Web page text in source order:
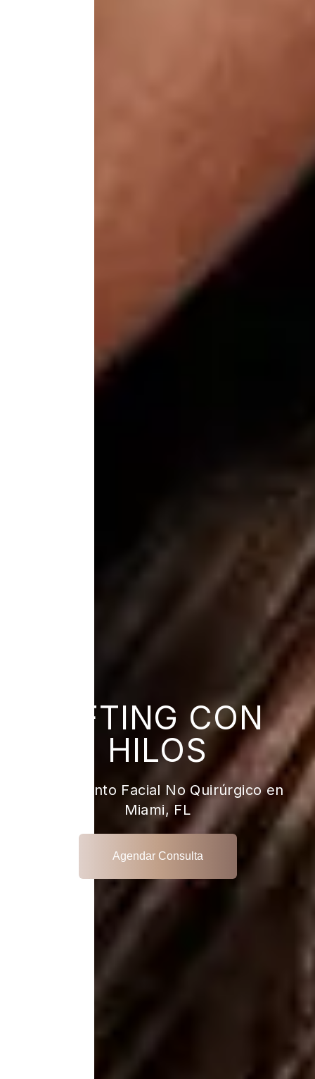
LIFTING CON
HILOS
Estiramiento Facial No Quirúrgico en
Miami, FL
Agendar Consulta